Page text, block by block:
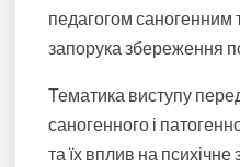
педагогом
запорука збереження
Тематика виступу
саногенного і
та їх вплив на психічне